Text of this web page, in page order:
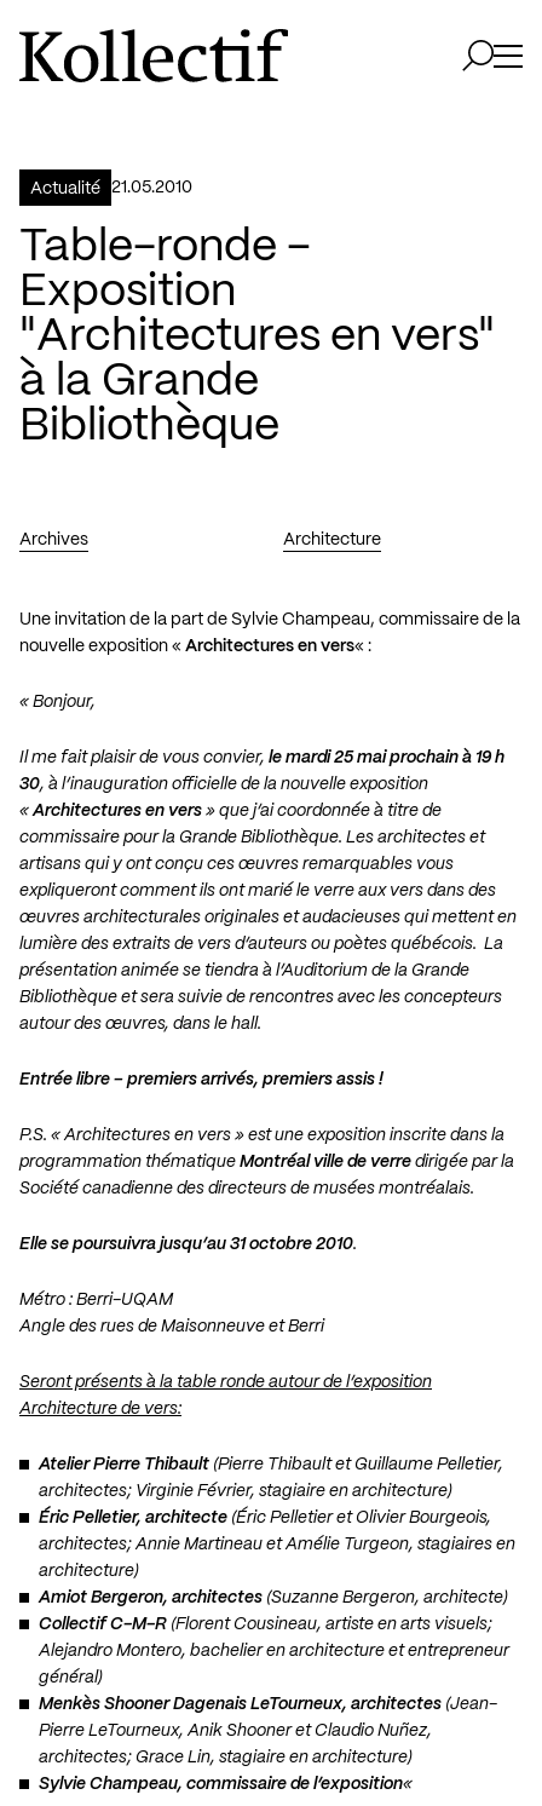
Aller à la page d'accueil
Logo Kollectif
Actualité 21.05.2010
Table-ronde –
Exposition
"Architectures en vers"
à la Grande
Bibliothèque
Archives Architecture
Une invitation de la part de Sylvie Champeau, commissaire de la
nouvelle exposition « Architectures en vers« :
« Bonjour,
Il me fait plaisir de vous convier, le mardi 25 mai prochain à 19 h
30, à l’inauguration officielle de la nouvelle exposition
«Architectures en vers » que j’ai coordonnée à titre de
commissaire pour la Grande Bibliothèque. Les architectes et
artisans qui y ont conçu ces œuvres remarquables vous
expliqueront comment ils ont marié le verre aux vers dans des
œuvres architecturales originales et audacieuses qui mettent en
lumière des extraits de vers d’auteurs ou poètes québécois. La
présentation animée se tiendra à l’Auditorium de la Grande
Bibliothèque et sera suivie de rencontres avec les concepteurs
autour des œuvres, dans le hall.
Entrée libre – premiers arrivés, premiers assis !
P.S. « Architectures en vers » est une exposition inscrite dans la
programmation thématique Montréal ville de verre dirigée par la
Société canadienne des directeurs de musées montréalais.
Elle se poursuivra jusqu’au 31 octobre 2010.
Métro : Berri-UQAM
Angle des rues de Maisonneuve et Berri
Seront présents à la table ronde autour de l’exposition
Architecture de vers:
Atelier Pierre Thibault (Pierre Thibault et Guillaume Pelletier,
architectes; Virginie Février, stagiaire en architecture)
Éric Pelletier, architecte (Éric Pelletier et Olivier Bourgeois,
architectes; Annie Martineau et Amélie Turgeon, stagiaires en
architecture)
Amiot Bergeron, architectes (Suzanne Bergeron, architecte)
Collectif C-M-R (Florent Cousineau, artiste en arts visuels;
Alejandro Montero, bachelier en architecture et entrepreneur
général)
Menkès Shooner Dagenais LeTourneux, architectes (Jean-
Pierre LeTourneux, Anik Shooner et Claudio Nuñez,
architectes; Grace Lin, stagiaire en architecture)
Sylvie Champeau, commissaire de l’exposition«